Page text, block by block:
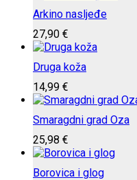
Arkino nasljeđe
27,90 €
Druga koža
14,99 €
Smaragdni grad Oza
25,98 €
Borovica i glog